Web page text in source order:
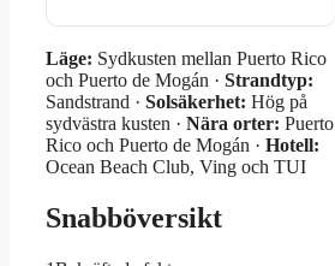
Läge: Sydkusten mellan Puerto Rico
och Puerto de Mogán · Strandtyp:
Sandstrand · Solsäkerhet: Hög på
sydvästra kusten · Nära orter: Puerto
Rico och Puerto de Mogán · Hotell:
Ocean Beach Club, Ving och TUI
Snabböversikt